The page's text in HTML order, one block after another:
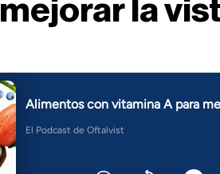
mejorar la